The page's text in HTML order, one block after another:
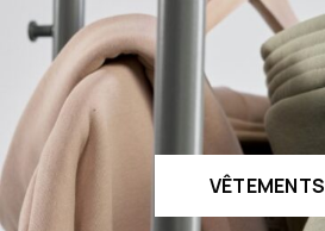
VÊTEMENTS